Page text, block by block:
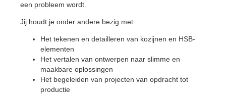
een probleem wordt.
Jij houdt je onder andere bezig met:
Het tekenen en detailleren van kozijnen en HSB-
elementen
Het vertalen van ontwerpen naar slimme en
maakbare oplossingen
Het begeleiden van projecten van opdracht tot
productie